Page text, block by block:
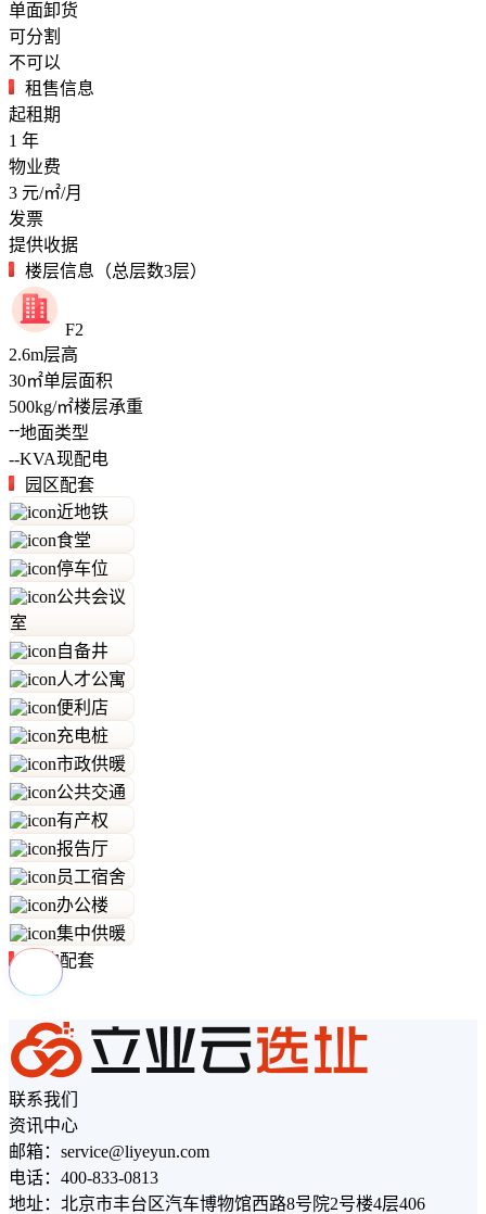
单面卸货
可分割
不可以
租售信息
起租期
1 年
物业费
3 元/㎡/月
发票
提供收据
楼层信息（总层数3层）
F2
2.6m层高
30㎡单层面积
500kg/㎡楼层承重
--地面类型
--KVA现配电
园区配套
近地铁
食堂
停车位
公共会议
室
自备井
人才公寓
便利店
充电桩
市政供暖
公共交通
有产权
报告厅
员工宿舍
办公楼
集中供暖
周边配套
联系我们
资讯中心
邮箱：service@liyeyun.com
电话：400-833-0813
地址：北京市丰台区汽车博物馆西路8号院2号楼4层406